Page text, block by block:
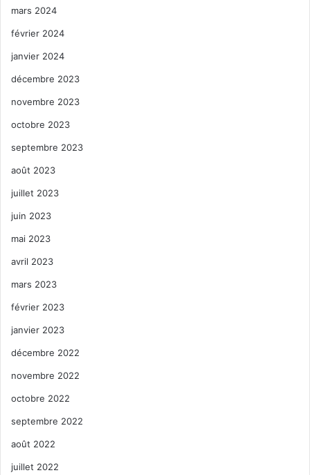
mars 2024
février 2024
janvier 2024
décembre 2023
novembre 2023
octobre 2023
septembre 2023
août 2023
juillet 2023
juin 2023
mai 2023
avril 2023
mars 2023
février 2023
janvier 2023
décembre 2022
novembre 2022
octobre 2022
septembre 2022
août 2022
juillet 2022